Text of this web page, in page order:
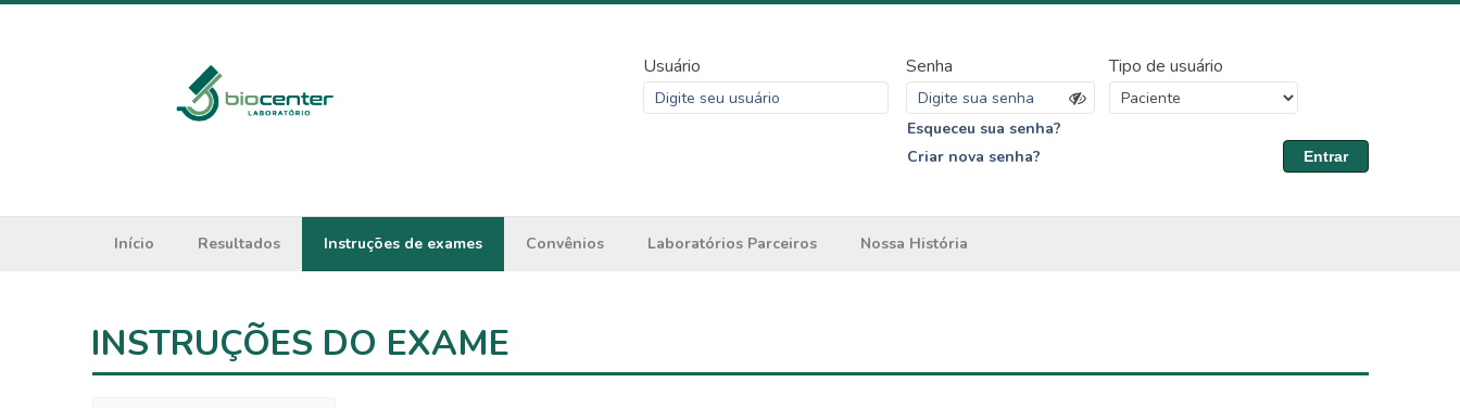
Usuário Senha
Esqueceu sua senha?
Criar nova senha?
Tipo de usuário
Entrar
Início Resultados Instruções de exames Convênios Laboratórios Parceiros Nossa História
INSTRUÇÕES DO EXAME